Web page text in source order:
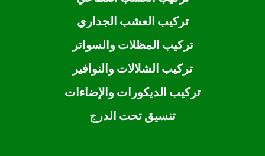
تركيب العشب الجداري
تركيب المظلات والسواتر
تركيب الشلالات والنوافير
تركيب الديكورات والإضاءات
تنسيق تحت الدرج